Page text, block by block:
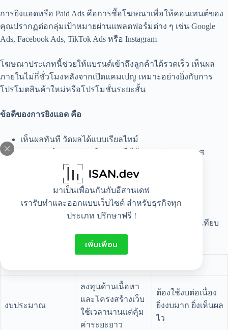
มาเป็นเพื่อนกันกับอีสานเดฟ
เรารับทำและออกแบบเว็บไซต์ สำหรับธุรกิจทุก
ประเภท ปรึกษาฟรี !
เพิ่มเพื่อน
การยิงแอดหรือ Paid Ads คือการซื้อโฆษณาเพื่อให้คอนเทนต์ของ
คุณปรากฏต่อกลุ่มเป้าหมายผ่านแพลตฟอร์มต่าง ๆ เช่น Google
Ads, Facebook Ads, TikTok Ads หรือ Instagram
โฆษณาประเภทนี้ช่วยให้แบรนด์เข้าถึงลูกค้าได้รวดเร็ว เห็นผล
ภายในไม่กี่ชั่วโมงหลังจากเปิดแคมเปญ เหมาะอย่างยิ่งกับการ
โปรโมตสินค้าใหม่หรือโปรโมชั่นระยะสั้น
ข้อดีของการยิงแอด คือ
เห็นผลทันที วัดผลได้แบบเรียลไทม์
สามารถกำหนดกลุ่มเป้าหมายได้ชัดเจน เช่น อายุ เพศ
พฤติกรรมการซื้อ
เหมาะสำหรับธุรกิจที่ต้องการยอดขายเร็ว
เปรียบเทียบ SEO vs การยิงแอด
เพื่อให้เข้าใจง่าย ๆ ถึงความแตกต่าง ลองมาดูตารางเปรียบเทียบ
งบประมาณ
ลงทุนด้านเนื้อหา
และโครงสร้างเว็บ
ใช้เวลานานแต่คุ้ม
ค่าระยะยาว
ต้องใช้งบต่อเนื่อง
ยิ่งงบมาก ยิ่งเห็นผล
ไว